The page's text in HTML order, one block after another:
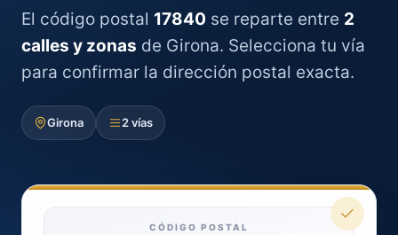
El código postal 17840 se reparte entre 2
calles y zonas de Girona. Selecciona tu vía
para confirmar la dirección postal exacta.
Girona 2 vías
CÓDIGO POSTAL